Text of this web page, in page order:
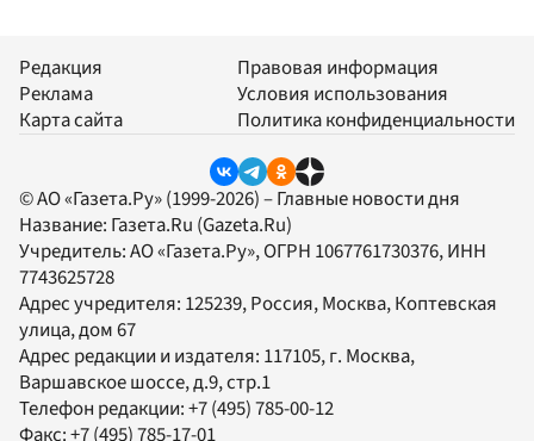
Редакция
Реклама
Карта сайта
Правовая информация
Условия использования
Политика конфиденциальности
© АО «Газета.Ру» (1999-2026) – Главные новости дня
Название: Газета.Ru (Gazeta.Ru)
Учредитель:АО «Газета.Ру», ОГРН 1067761730376, ИНН
7743625728
Адрес учредителя: 125239, Россия, Москва, Коптевская
улица, дом 67
Адрес редакции и издателя: 117105, г. Москва,
Варшавское шоссе, д.9, стр.1
Телефон редакции:+7 (495) 785-00-12